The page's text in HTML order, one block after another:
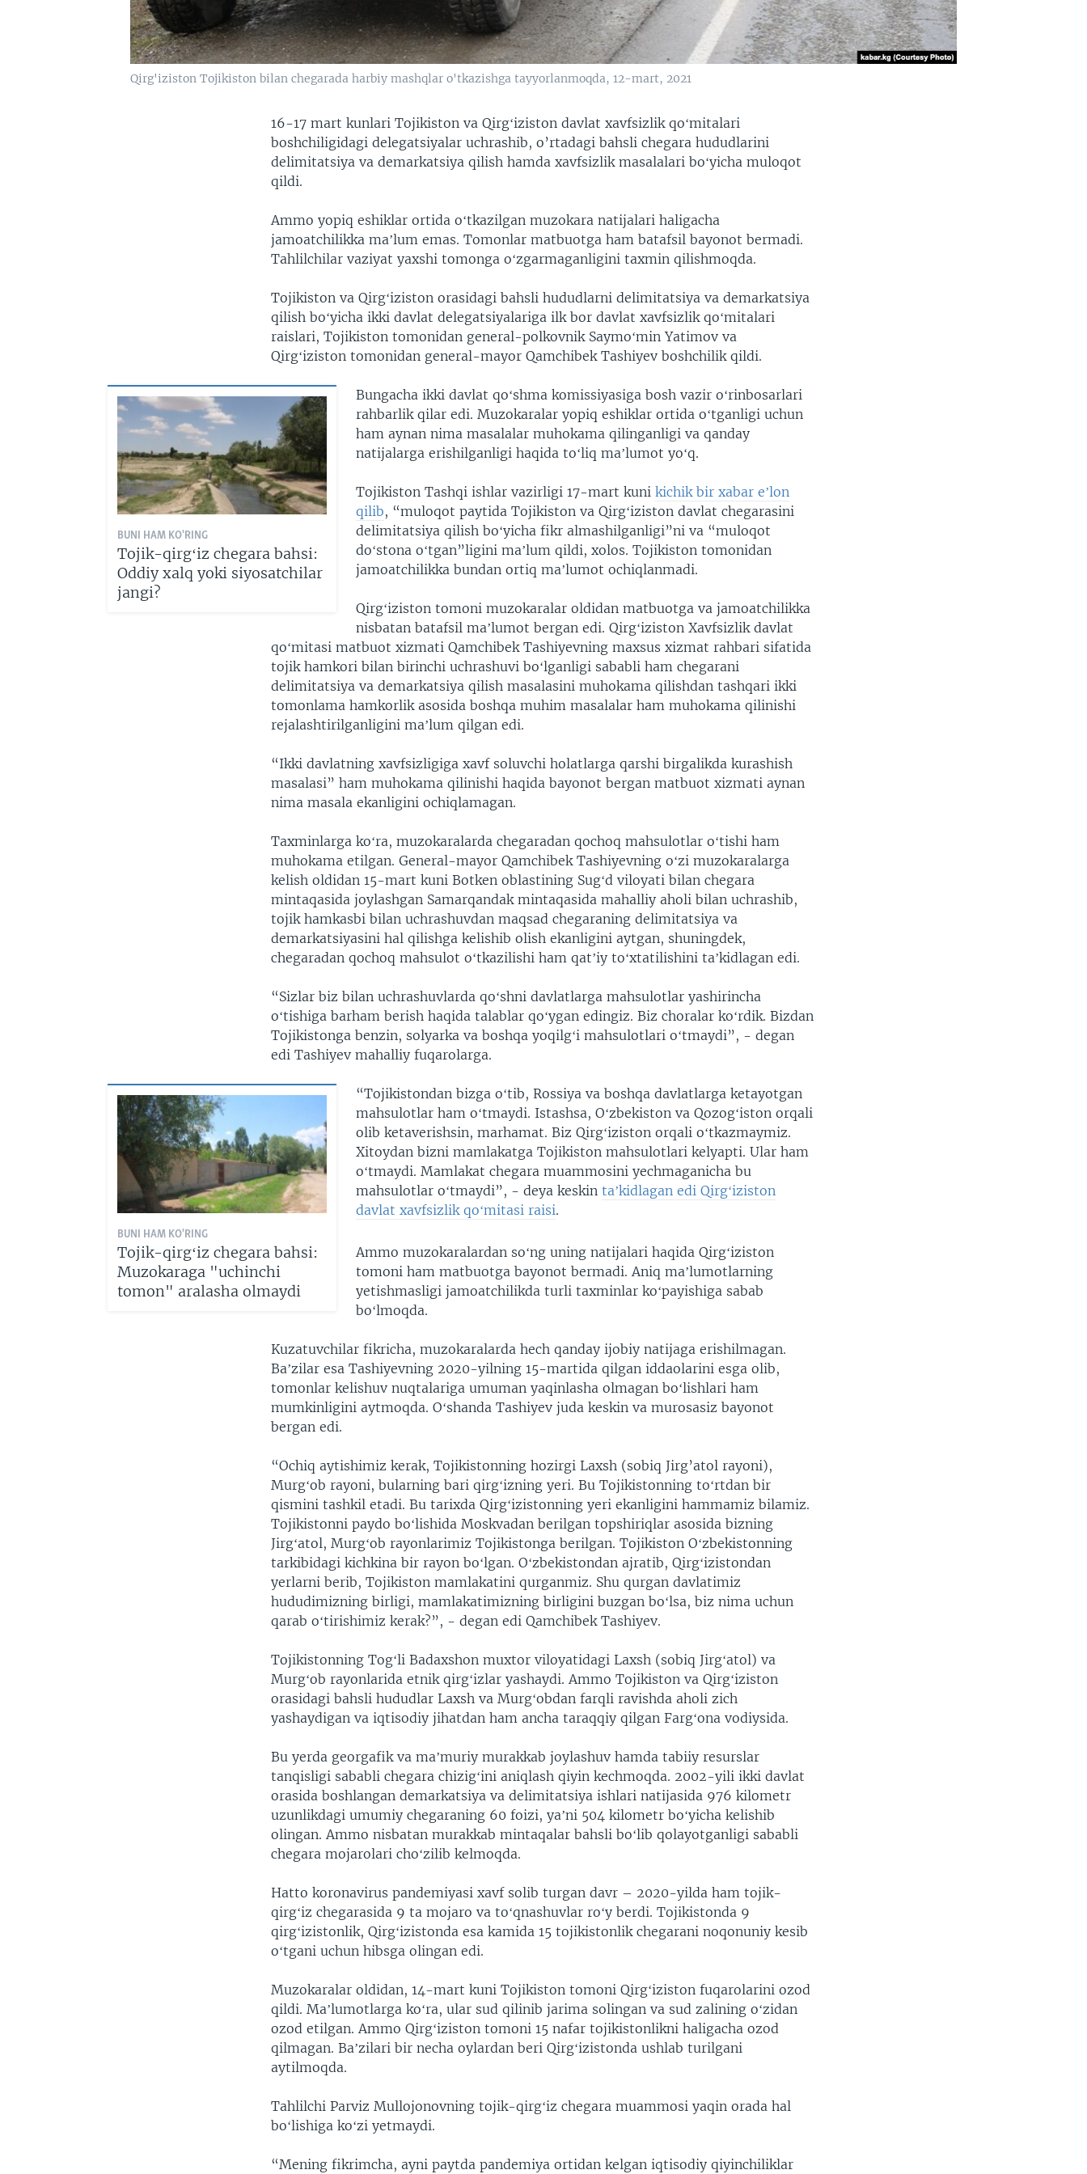
Qirg'iziston Tojikiston bilan chegarada harbiy mashqlar o'tkazishga tayyorlanmoqda, 12-mart, 2021
16-17 mart kunlari Tojikiston va Qirgʻiziston davlat xavfsizlik qoʻmitalari
boshchiligidagi delegatsiyalar uchrashib, o’rtadagi bahsli chegara hududlarini
delimitatsiya va demarkatsiya qilish hamda xavfsizlik masalalari boʻyicha muloqot
qildi.
Ammo yopiq eshiklar ortida oʻtkazilgan muzokara natijalari haligacha
jamoatchilikka maʼlum emas. Tomonlar matbuotga ham batafsil bayonot bermadi.
Tahlilchilar vaziyat yaxshi tomonga oʻzgarmaganligini taxmin qilishmoqda.
Tojikiston va Qirgʻiziston orasidagi bahsli hududlarni delimitatsiya va demarkatsiya
qilish boʻyicha ikki davlat delegatsiyalariga ilk bor davlat xavfsizlik qoʻmitalari
raislari, Tojikiston tomonidan general-polkovnik Saymoʻmin Yatimov va
Qirgʻiziston tomonidan general-mayor Qamchibek Tashiyev boshchilik qildi.
BUNI HAM KO'RING
Tojik-qirgʻiz chegara bahsi:
Oddiy xalq yoki siyosatchilar
jangi?
Bungacha ikki davlat qoʻshma komissiyasiga bosh vazir oʻrinbosarlari
rahbarlik qilar edi. Muzokaralar yopiq eshiklar ortida oʻtganligi uchun
ham aynan nima masalalar muhokama qilinganligi va qanday
natijalarga erishilganligi haqida toʻliq maʼlumot yoʻq.
Tojikiston Tashqi ishlar vazirligi 17-mart kuni kichik bir xabar eʼlon
qilib, “muloqot paytida Tojikiston va Qirgʻiziston davlat chegarasini
delimitatsiya qilish boʻyicha fikr almashilganligi”ni va “muloqot
doʻstona oʻtgan”ligini maʼlum qildi, xolos. Tojikiston tomonidan
jamoatchilikka bundan ortiq maʼlumot ochiqlanmadi.​
Qirgʻiziston tomoni muzokaralar oldidan matbuotga va jamoatchilikka
nisbatan batafsil maʼlumot bergan edi. Qirgʻiziston Xavfsizlik davlat
qoʻmitasi matbuot xizmati Qamchibek Tashiyevning maxsus xizmat rahbari sifatida
tojik hamkori bilan birinchi uchrashuvi boʻlganligi sababli ham chegarani
delimitatsiya va demarkatsiya qilish masalasini muhokama qilishdan tashqari ikki
tomonlama hamkorlik asosida boshqa muhim masalalar ham muhokama qilinishi
rejalashtirilganligini maʼlum qilgan edi.
“Ikki davlatning xavfsizligiga xavf soluvchi holatlarga qarshi birgalikda kurashish
masalasi” ham muhokama qilinishi haqida bayonot bergan matbuot xizmati aynan
nima masala ekanligini ochiqlamagan.
Taxminlarga koʻra, muzokaralarda chegaradan qochoq mahsulotlar oʻtishi ham
muhokama etilgan. General-mayor Qamchibek Tashiyevning oʻzi muzokaralarga
kelish oldidan 15-mart kuni Botken oblastining Sugʻd viloyati bilan chegara
mintaqasida joylashgan Samarqandak mintaqasida mahalliy aholi bilan uchrashib,
tojik hamkasbi bilan uchrashuvdan maqsad chegaraning delimitatsiya va
demarkatsiyasini hal qilishga kelishib olish ekanligini aytgan, shuningdek,
chegaradan qochoq mahsulot oʻtkazilishi ham qatʼiy toʻxtatilishini taʼkidlagan edi.
“Sizlar biz bilan uchrashuvlarda qoʻshni davlatlarga mahsulotlar yashirincha
oʻtishiga barham berish haqida talablar qoʻygan edingiz. Biz choralar koʻrdik. Bizdan
Tojikistonga benzin, solyarka va boshqa yoqilgʻi mahsulotlari oʻtmaydi”, - degan
edi Tashiyev mahalliy fuqarolarga.
BUNI HAM KO'RING
Tojik-qirgʻiz chegara bahsi:
Muzokaraga "uchinchi
tomon" aralasha olmaydi
“Tojikistondan bizga oʻtib, Rossiya va boshqa davlatlarga ketayotgan
mahsulotlar ham oʻtmaydi. Istashsa, Oʻzbekiston va Qozogʻiston orqali
olib ketaverishsin, marhamat. Biz Qirgʻiziston orqali oʻtkazmaymiz.
Xitoydan bizni mamlakatga Tojikiston mahsulotlari kelyapti. Ular ham
oʻtmaydi. Mamlakat chegara muammosini yechmaganicha bu
mahsulotlar oʻtmaydi”, - deya keskin taʼkidlagan edi Qirgʻiziston
davlat xavfsizlik qoʻmitasi raisi.
Ammo muzokaralardan soʻng uning natijalari haqida Qirgʻiziston
tomoni ham matbuotga bayonot bermadi. Aniq maʼlumotlarning
yetishmasligi jamoatchilikda turli taxminlar koʻpayishiga sabab
boʻlmoqda.
Kuzatuvchilar fikricha, muzokaralarda hech qanday ijobiy natijaga erishilmagan.
Baʼzilar esa Tashiyevning 2020-yilning 15-martida qilgan iddaolarini esga olib,
tomonlar kelishuv nuqtalariga umuman yaqinlasha olmagan boʻlishlari ham
mumkinligini aytmoqda. Oʻshanda Tashiyev juda keskin va murosasiz bayonot
bergan edi.
“Ochiq aytishimiz kerak, Tojikistonning hozirgi Laxsh (sobiq Jirg’atol rayoni),
Murgʻob rayoni, bularning bari qirgʻizning yeri. Bu Tojikistonning toʻrtdan bir
qismini tashkil etadi. Bu tarixda Qirgʻizistonning yeri ekanligini hammamiz bilamiz.
Tojikistonni paydo boʻlishida Moskvadan berilgan topshiriqlar asosida bizning
Jirgʻatol, Murgʻob rayonlarimiz Tojikistonga berilgan. Tojikiston Oʻzbekistonning
tarkibidagi kichkina bir rayon boʻlgan. Oʻzbekistondan ajratib, Qirgʻizistondan
yerlarni berib, Tojikiston mamlakatini qurganmiz. Shu qurgan davlatimiz
hududimizning birligi, mamlakatimizning birligini buzgan boʻlsa, biz nima uchun
qarab oʻtirishimiz kerak?”, - degan edi Qamchibek Tashiyev.
Tojikistonning Togʻli Badaxshon muxtor viloyatidagi Laxsh (sobiq Jirgʻatol) va
Murgʻob rayonlarida etnik qirgʻizlar yashaydi. Ammo Tojikiston va Qirgʻiziston
orasidagi bahsli hududlar Laxsh va Murgʻobdan farqli ravishda aholi zich
yashaydigan va iqtisodiy jihatdan ham ancha taraqqiy qilgan Fargʻona vodiysida.
Bu yerda georgafik va maʼmuriy murakkab joylashuv hamda tabiiy resurslar
tanqisligi sababli chegara chizigʻini aniqlash qiyin kechmoqda. 2002-yili ikki davlat
orasida boshlangan demarkatsiya va delimitatsiya ishlari natijasida 976 kilometr
uzunlikdagi umumiy chegaraning 60 foizi, yaʼni 504 kilometr boʻyicha kelishib
olingan. Ammo nisbatan murakkab mintaqalar bahsli boʻlib qolayotganligi sababli
chegara mojarolari choʻzilib kelmoqda.
Hatto koronavirus pandemiyasi xavf solib turgan davr – 2020-yilda ham tojik-
qirgʻiz chegarasida 9 ta mojaro va toʻqnashuvlar roʻy berdi. Tojikistonda 9
qirgʻizistonlik, Qirgʻizistonda esa kamida 15 tojikistonlik chegarani noqonuniy kesib
oʻtgani uchun hibsga olingan edi.
Muzokaralar oldidan, 14-mart kuni Tojikiston tomoni Qirgʻiziston fuqarolarini ozod
qildi. Maʼlumotlarga koʻra, ular sud qilinib jarima solingan va sud zalining oʻzidan
ozod etilgan. Ammo Qirgʻiziston tomoni 15 nafar tojikistonlikni haligacha ozod
qilmagan. Baʼzilari bir necha oylardan beri Qirgʻizistonda ushlab turilgani
aytilmoqda.
Tahlilchi Parviz Mullojonovning tojik-qirgʻiz chegara muammosi yaqin orada hal
boʻlishiga koʻzi yetmaydi.
“Mening fikrimcha, ayni paytda pandemiya ortidan kelgan iqtisodiy qiyinchiliklar